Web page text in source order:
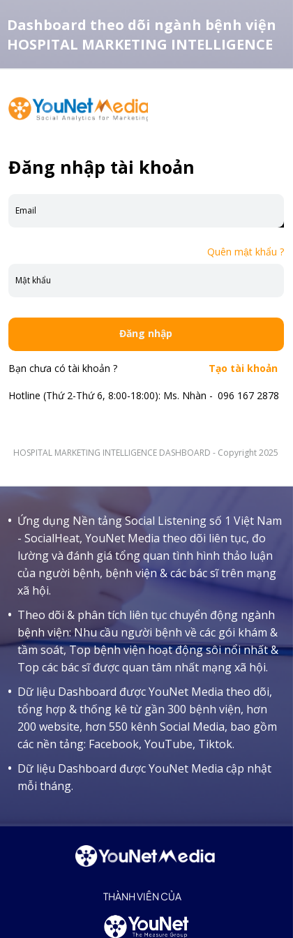
Dashboard theo dõi ngành bệnh viện
HOSPITAL MARKETING INTELLIGENCE
Ứng dụng Nền tảng Social Listening số 1 Việt Nam
- SocialHeat, YouNet Media theo dõi liên tục, đo
lường và đánh giá tổng quan tình hình thảo luận
của người bệnh, bệnh viện & các bác sĩ trên mạng
xã hội.
Theo dõi & phân tích liên tục chuyển động ngành
bệnh viện: Nhu cầu người bệnh về các gói khám &
tầm soát, Top bệnh viện hoạt động sôi nổi nhất &
Top các bác sĩ được quan tâm nhất mạng xã hội.
Dữ liệu Dashboard được YouNet Media theo dõi,
tổng hợp & thống kê từ gần 300 bệnh viện, hơn
200 website, hơn 550 kênh Social Media, bao gồm
các nền tảng: Facebook, YouTube, Tiktok.
Dữ liệu Dashboard được YouNet Media cập nhật
mỗi tháng.
Đăng nhập tài khoản
Đăng nhập
Quên mật khẩu ?
Bạn chưa có tài khoản ? Tạo tài khoản
Hotline (Thứ 2-Thứ 6, 8:00-18:00): Ms. Nhàn -
HOSPITAL MARKETING INTELLIGENCE DASHBOARD - Copyright 2025
096 167 2878
THÀNH VIÊN CỦA